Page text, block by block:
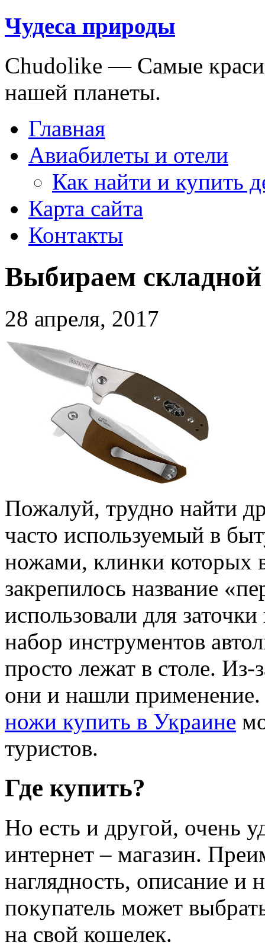
Чудеса природы
Chudolike — Cамые
нашей планеты.
Главная
Авиабилеты и отели
Как найти и купить
Карта сайта
Контакты
Выбираем
28 апреля, 2017
Пожалуй, трудно найти
часто используемый в
ножами, клинки которых
закрепилось название
использовали для
набор инструментов
просто лежат в столе.
они и нашли
ножи купить в Украине
туристов.
Где купить?
Но есть и другой, очень
интернет – магазин.
наглядность, описание и
покупатель может
на свой кошелек.